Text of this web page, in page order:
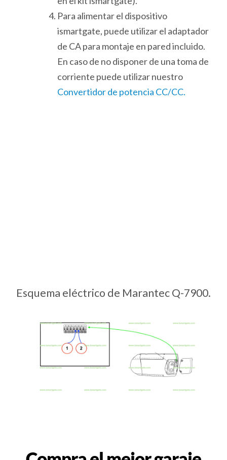
Para alimentar el dispositivo
ismartgate, puede utilizar el adaptador
de CA para montaje en pared incluido.
En caso de no disponer de una toma de
corriente puede utilizar nuestro
Convertidor de potencia CC/CC.
Esquema eléctrico de Marantec Q-7900.